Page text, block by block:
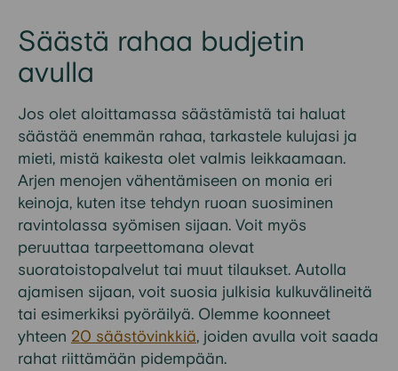
Säästä rahaa budjetin
avulla
Jos olet aloittamassa säästämistä tai haluat
säästää enemmän rahaa, tarkastele kulujasi ja
mieti, mistä kaikesta olet valmis leikkaamaan.
Arjen menojen vähentämiseen on monia eri
keinoja, kuten itse tehdyn ruoan suosiminen
ravintolassa syömisen sijaan. Voit myös
peruuttaa tarpeettomana olevat
suoratoistopalvelut tai muut tilaukset. Autolla
ajamisen sijaan, voit suosia julkisia kulkuvälineitä
tai esimerkiksi pyöräilyä. Olemme koonneet
yhteen 20 säästövinkkiä, joiden avulla voit saada
rahat riittämään pidempään.